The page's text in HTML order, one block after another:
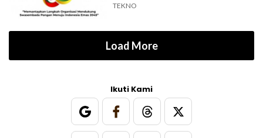
TEKNO
Load More
Ikuti Kami